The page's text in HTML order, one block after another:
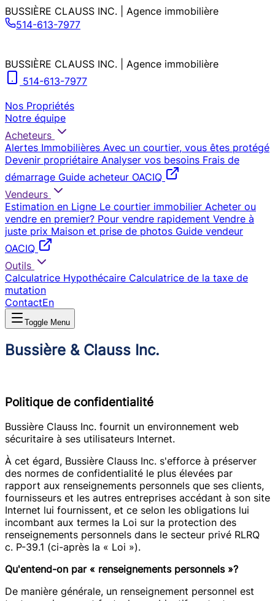
BUSSIÈRE CLAUSS INC. | Agence immobilière
514-613-7977
BUSSIÈRE CLAUSS INC. | Agence immobilière
514-613-7977
Nos Propriétés
Notre équipe
Acheteurs
Alertes Immobilières Avec un courtier, vous êtes protégé
Devenir propriétaire Analyser vos besoins Frais de
démarrage Guide acheteur OACIQ
Vendeurs
Estimation en Ligne Le courtier immobilier Acheter ou
vendre en premier? Pour vendre rapidement Vendre à
juste prix Maison et prise de photos Guide vendeur
OACIQ
Outils
Calculatrice Hypothécaire Calculatrice de la taxe de
mutation
ContactEn
Toggle Menu
Bussière & Clauss Inc.
Politique de confidentialité
Bussière Clauss Inc. fournit un environnement web
sécuritaire à ses utilisateurs Internet.
À cet égard, Bussière Clauss Inc. s'efforce à préserver
des normes de confidentialité le plus élevées par
rapport aux renseignements personnels que ses clients,
fournisseurs et les autres entreprises accédant à son site
Internet lui fournissent, et ce selon les obligations lui
incombant aux termes la Loi sur la protection des
renseignements personnels dans le secteur privé RLRQ
c. P-39.1 (ci-après la « Loi »).
Qu'entend-on par « renseignements personnels »?
De manière générale, un renseignement personnel est